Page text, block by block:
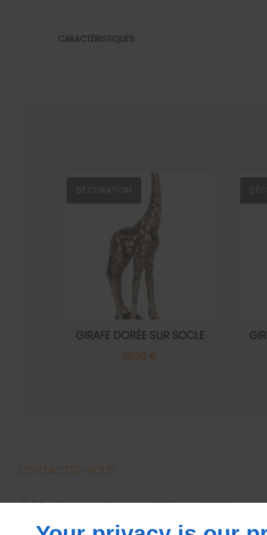
CARACTÉRISTIQUES
DÉCORATION
GIRAFE DORÉE SUR SOCLE
59,00 €
CONTACTEZ-NOUS
5 Rue Raymond Mondon 54150 VAL DE BRIEY